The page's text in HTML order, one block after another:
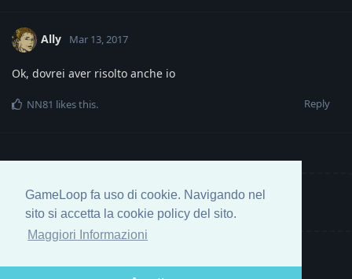
GameLoop fa uso di cookie. Navigando nel
sito si accetta la cookie policy del sito.
Maggiori Informazioni
Ally Mar 13, 2017
Ok, dovrei aver risolto anche io
Reply
NN81 likes this.
Write a Reply...